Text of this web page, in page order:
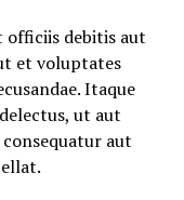
officiis debitis aut
et voluptates
Itaque
delectus, ut aut
aut